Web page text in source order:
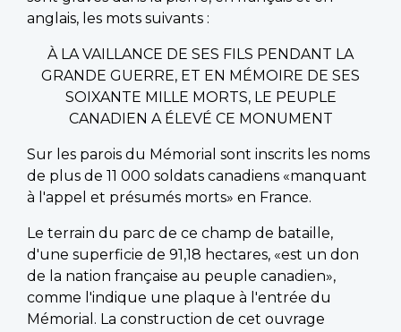
anglais, les mots suivants :
À LA VAILLANCE DE SES FILS PENDANT LA
GRANDE GUERRE, ET EN MÉMOIRE DE SES
SOIXANTE MILLE MORTS, LE PEUPLE
CANADIEN A ÉLEVÉ CE MONUMENT
Sur les parois du Mémorial sont inscrits les noms
de plus de 11 000 soldats canadiens «manquant
à l'appel et présumés morts» en France.
Le terrain du parc de ce champ de bataille,
d'une superficie de 91,18 hectares, «est un don
de la nation française au peuple canadien»,
comme l'indique une plaque à l'entrée du
Mémorial. La construction de cet ouvrage